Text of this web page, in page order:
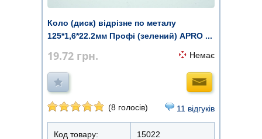
Коло (диск) відрізне по металу
125*1,6*22.2мм Профі (зелений) APRO ...
19.72 грн. Немає
(8 голосів) 11 відгуків
Код товару: 15022